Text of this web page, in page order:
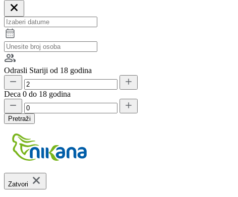
Odrasli Stariji od 18 godina
Deca 0 do 18 godina
Pretraži
Zatvori